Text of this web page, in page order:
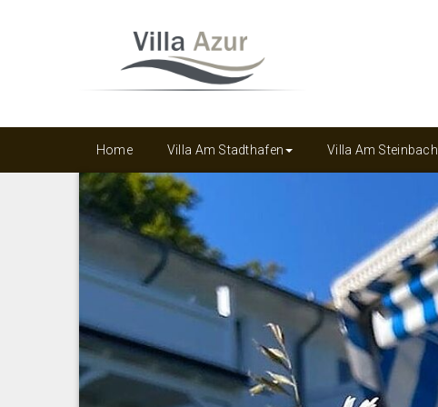
Home Villa Am Stadthafen Villa Am Steinbach